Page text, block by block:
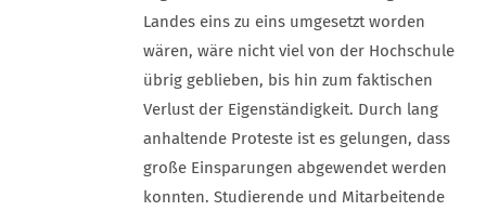
Landes eins zu eins umgesetzt worden
wären, wäre nicht viel von der Hochschule
übrig geblieben, bis hin zum faktischen
Verlust der Eigenständigkeit. Durch lang
anhaltende Proteste ist es gelungen, dass
große Einsparungen abgewendet werden
konnten. Studierende und Mitarbeitende